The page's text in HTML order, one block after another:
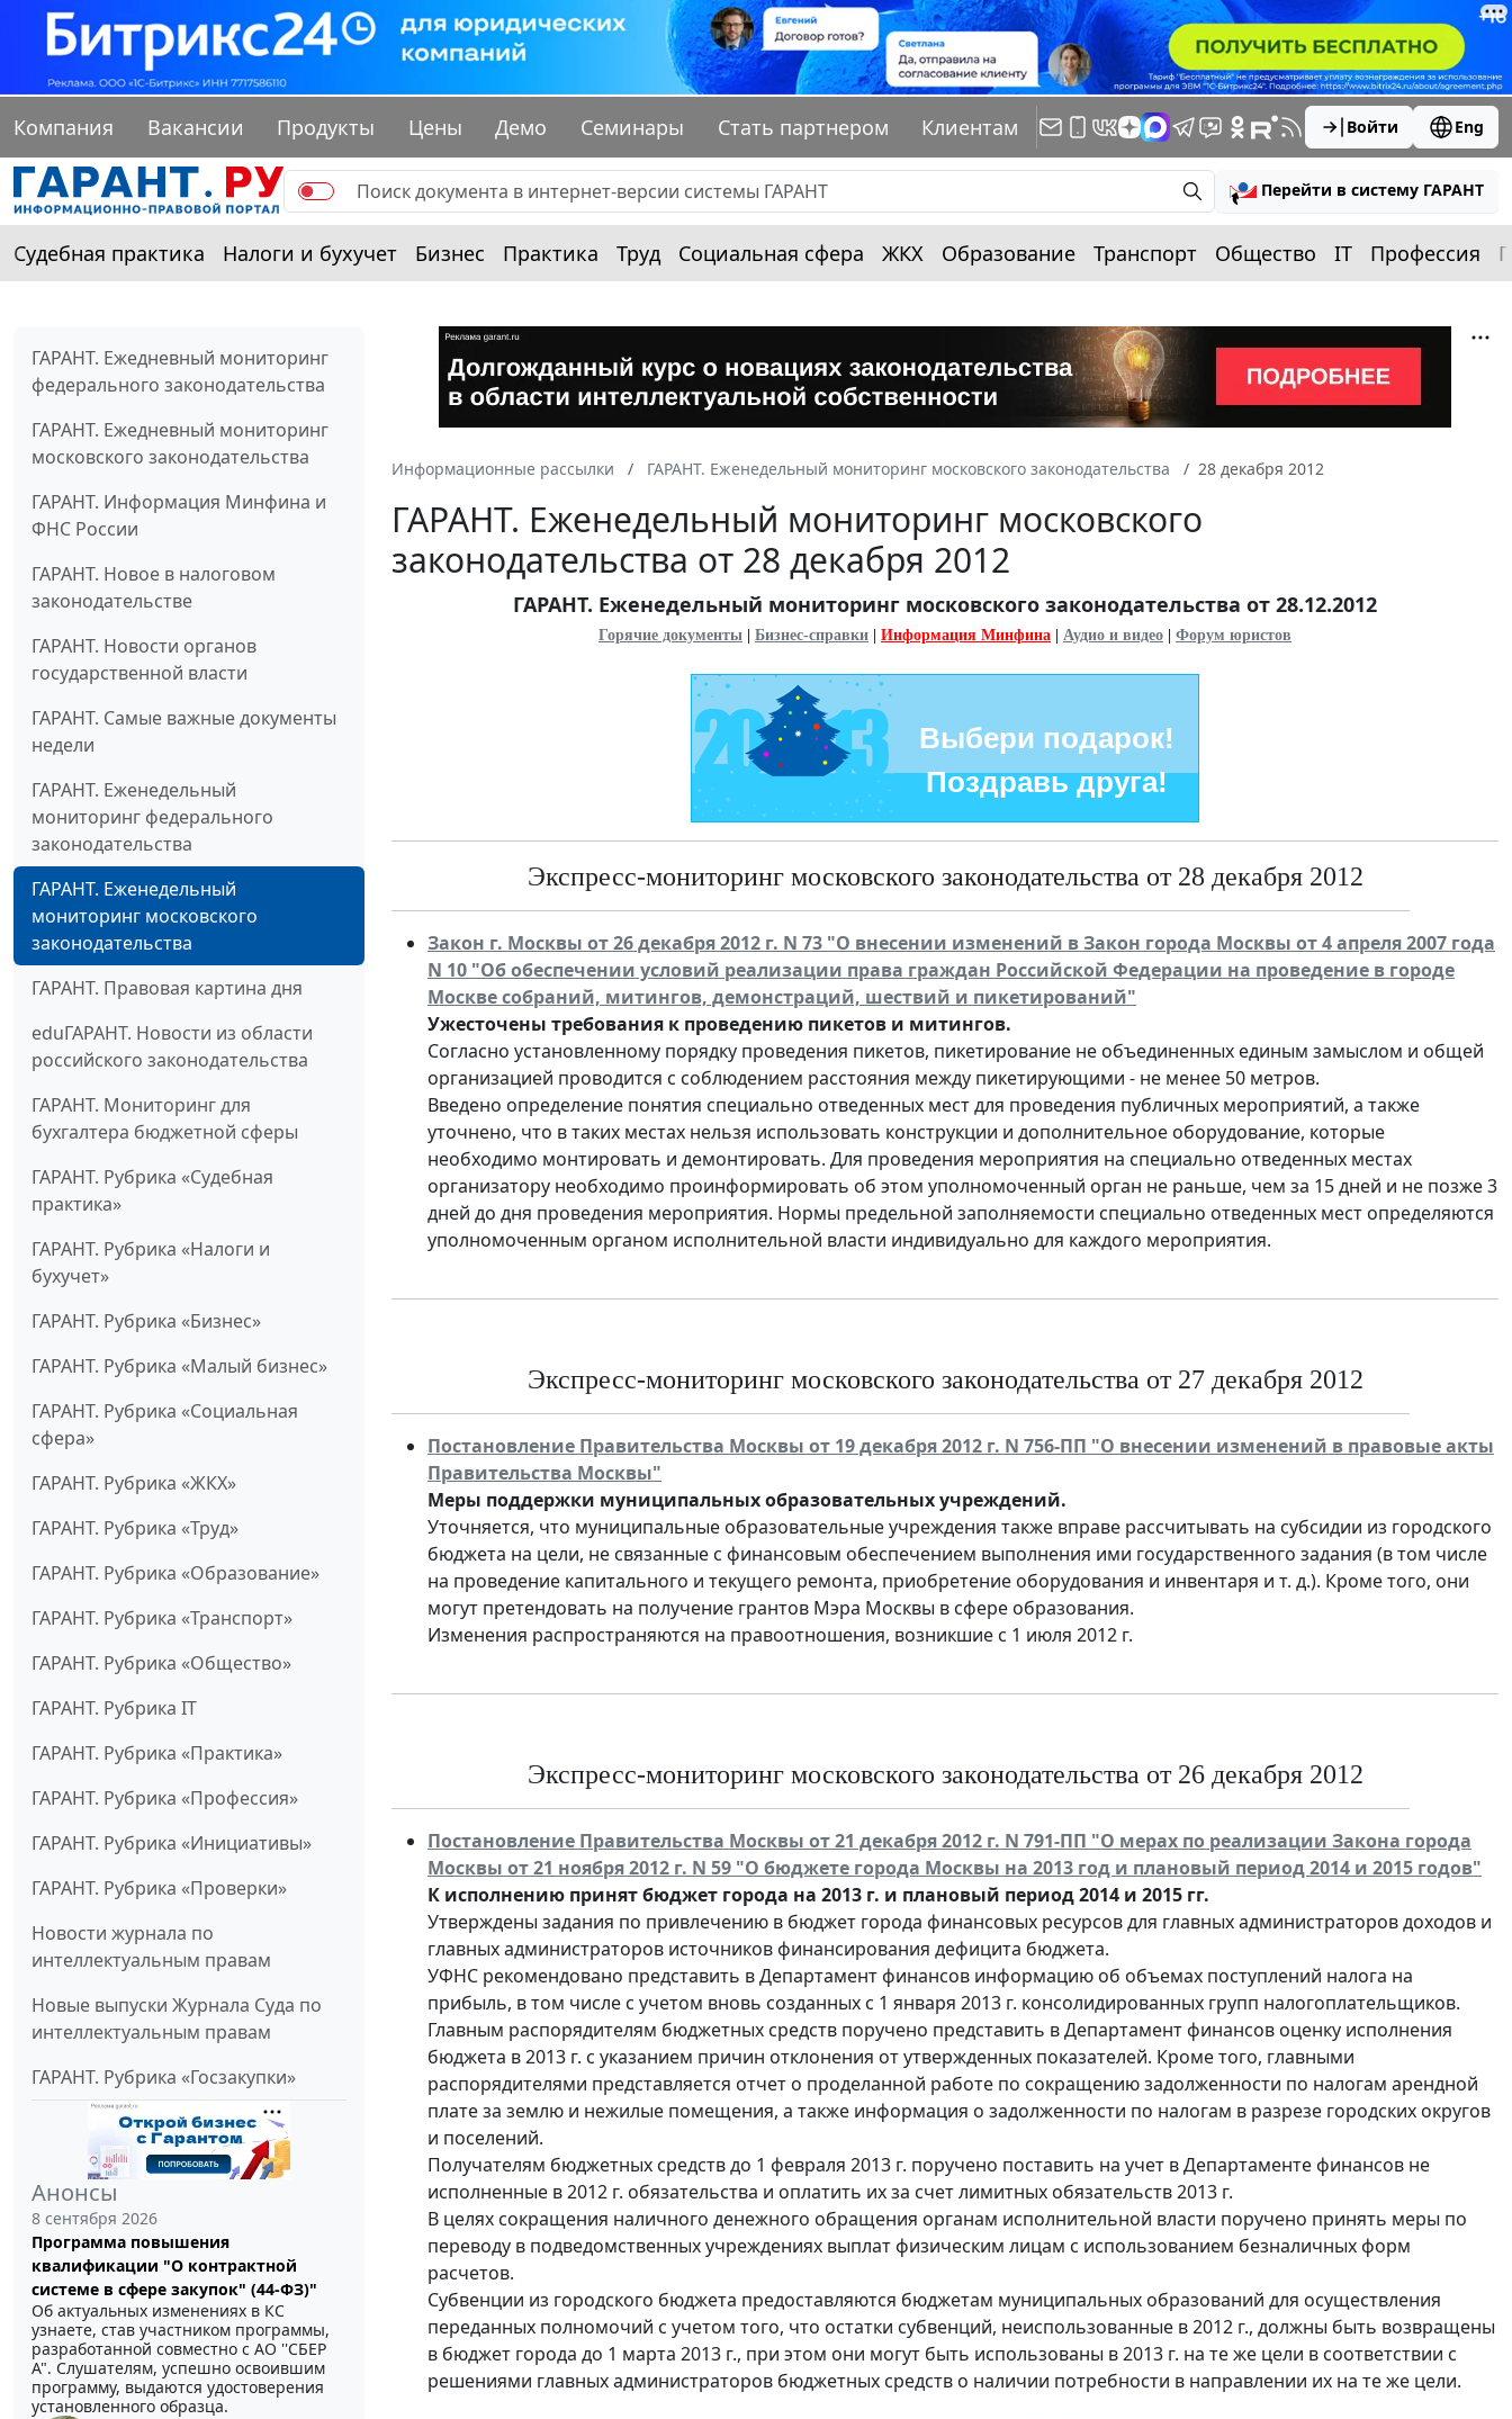
Компания Вакансии Продукты Цены Демо Семинары Стать партнером Клиентам Войти Eng
Перейти в систему ГАРАНТ
Судебная практика Налоги и бухучет Бизнес Практика Труд Социальная сфера ЖКХ Образование Транспорт Общество IT Профессия
ГАРАНТ. Ежедневный мониторинг
федерального законодательства
ГАРАНТ. Ежедневный мониторинг
московского законодательства
ГАРАНТ. Информация Минфина и
ФНС России
ГАРАНТ. Новое в налоговом
законодательстве
ГАРАНТ. Новости органов
государственной власти
ГАРАНТ. Самые важные документы
недели
ГАРАНТ. Еженедельный
мониторинг федерального
законодательства
ГАРАНТ. Еженедельный
мониторинг московского
законодательства
ГАРАНТ. Правовая картина дня
eduГАРАНТ. Новости из области
российского законодательства
ГАРАНТ. Мониторинг для
бухгалтера бюджетной сферы
ГАРАНТ. Рубрика «Судебная
практика»
ГАРАНТ. Рубрика «Налоги и
бухучет»
ГАРАНТ. Рубрика «Бизнес»
ГАРАНТ. Рубрика «Малый бизнес»
ГАРАНТ. Рубрика «Социальная
сфера»
ГАРАНТ. Рубрика «ЖКХ»
ГАРАНТ. Рубрика «Труд»
ГАРАНТ. Рубрика «Образование»
ГАРАНТ. Рубрика «Транспорт»
ГАРАНТ. Рубрика «Общество»
ГАРАНТ. Рубрика IT
ГАРАНТ. Рубрика «Практика»
ГАРАНТ. Рубрика «Профессия»
ГАРАНТ. Рубрика «Инициативы»
ГАРАНТ. Рубрика «Проверки»
Новости журнала по
интеллектуальным правам
Новые выпуски Журнала Суда по
интеллектуальным правам
ГАРАНТ. Рубрика «Госзакупки»
Анонсы
8 сентября 2026
Программа повышения
квалификации "О контрактной
системе в сфере закупок" (44-ФЗ)"
Об актуальных изменениях в КС
узнаете, став участником программы,
разработанной совместно с АО ''СБЕР
А". Слушателям, успешно освоившим
программу, выдаются удостоверения
установленного образца.
Информационные рассылки ГАРАНТ. Еженедельный мониторинг московского законодательства 28 декабря 2012
ГАРАНТ. Еженедельный мониторинг московского
законодательства от 28 декабря 2012
ГАРАНТ. Еженедельный мониторинг московского законодательства от 28.12.2012
Горячие документы Бизнес-справки Информация Минфина Аудио и видео Форум юристов
Выбери подарок!
Поздравь друга!
Экспресс-мониторинг московского законодательства от 28 декабря 2012
Закон г. Москвы от 26 декабря 2012 г. N 73 "О внесении изменений в Закон города Москвы от 4 апреля 2007 года
N 10 "Об обеспечении условий реализации права граждан Российской Федерации на проведение в городе
Москве собраний, митингов, демонстраций, шествий и пикетирований"
Ужесточены требования к проведению пикетов и митингов.
Согласно установленному порядку проведения пикетов, пикетирование не объединенных единым замыслом и общей
организацией проводится с соблюдением расстояния между пикетирующими - не менее 50 метров.
Введено определение понятия специально отведенных мест для проведения публичных мероприятий, а также
уточнено, что в таких местах нельзя использовать конструкции и дополнительное оборудование, которые
необходимо монтировать и демонтировать. Для проведения мероприятия на специально отведенных местах
организатору необходимо проинформировать об этом уполномоченный орган не раньше, чем за 15 дней и не позже 3
дней до дня проведения мероприятия. Нормы предельной заполняемости специально отведенных мест определяются
уполномоченным органом исполнительной власти индивидуально для каждого мероприятия.
Экспресс-мониторинг московского законодательства от 27 декабря 2012
Постановление Правительства Москвы от 19 декабря 2012 г. N 756-ПП "О внесении изменений в правовые акты
Правительства Москвы"
Меры поддержки муниципальных образовательных учреждений.
Уточняется, что муниципальные образовательные учреждения также вправе рассчитывать на субсидии из городского
бюджета на цели, не связанные с финансовым обеспечением выполнения ими государственного задания (в том числе
на проведение капитального и текущего ремонта, приобретение оборудования и инвентаря и т. д.). Кроме того, они
могут претендовать на получение грантов Мэра Москвы в сфере образования.
Изменения распространяются на правоотношения, возникшие с 1 июля 2012 г.
Экспресс-мониторинг московского законодательства от 26 декабря 2012
Постановление Правительства Москвы от 21 декабря 2012 г. N 791-ПП "О мерах по реализации Закона города
Москвы от 21 ноября 2012 г. N 59 "О бюджете города Москвы на 2013 год и плановый период 2014 и 2015 годов"
К исполнению принят бюджет города на 2013 г. и плановый период 2014 и 2015 гг.
Утверждены задания по привлечению в бюджет города финансовых ресурсов для главных администраторов доходов и
главных администраторов источников финансирования дефицита бюджета.
УФНС рекомендовано представить в Департамент финансов информацию об объемах поступлений налога на
прибыль, в том числе с учетом вновь созданных с 1 января 2013 г. консолидированных групп налогоплательщиков.
Главным распорядителям бюджетных средств поручено представить в Департамент финансов оценку исполнения
бюджета в 2013 г. с указанием причин отклонения от утвержденных показателей. Кроме того, главными
распорядителями представляется отчет о проделанной работе по сокращению задолженности по налогам арендной
плате за землю и нежилые помещения, а также информация о задолженности по налогам в разрезе городских округов
и поселений.
Получателям бюджетных средств до 1 февраля 2013 г. поручено поставить на учет в Департаменте финансов не
исполненные в 2012 г. обязательства и оплатить их за счет лимитных обязательств 2013 г.
В целях сокращения наличного денежного обращения органам исполнительной власти поручено принять меры по
переводу в подведомственных учреждениях выплат физическим лицам с использованием безналичных форм
расчетов.
Субвенции из городского бюджета предоставляются бюджетам муниципальных образований для осуществления
переданных полномочий с учетом того, что остатки субвенций, неиспользованные в 2012 г., должны быть возвращены
в бюджет города до 1 марта 2013 г., при этом они могут быть использованы в 2013 г. на те же цели в соответствии с
решениями главных администраторов бюджетных средств о наличии потребности в направлении их на те же цели.